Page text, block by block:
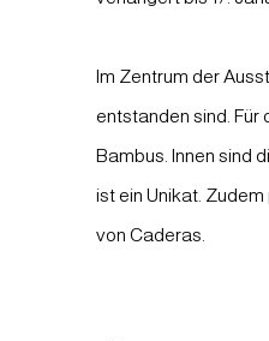
Im Zentrum der
entstanden sind.
Bambus. Innen sind
ist ein Unikat.
von Caderas.